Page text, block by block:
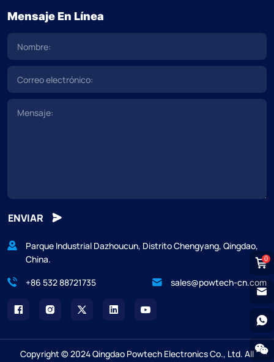
Mensaje En Línea
ENVIAR
Parque Industrial Dazhoucun, Distrito Chengyang, Qingdao,
China.
+86 532 88721735
sales@powtech-cn.com
Copyright © 2024 Qingdao Powtech Electronics Co., Ltd. All
0